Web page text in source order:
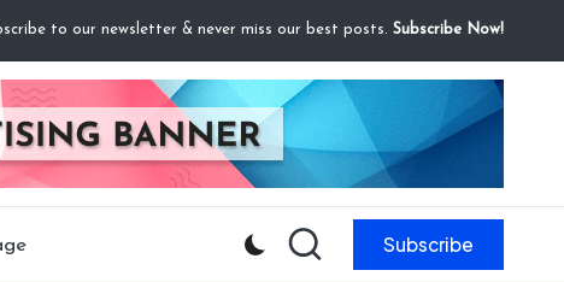
to our newsletter & never miss our best posts. Subscribe Now!
Subscribe